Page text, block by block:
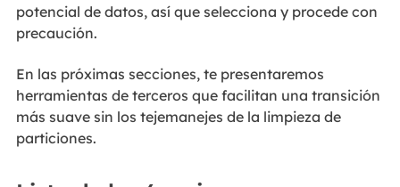
potencial de datos, así que selecciona y procede con
precaución.
En las próximas secciones, te presentaremos
herramientas de terceros que facilitan una transición
más suave sin los tejemanejes de la limpieza de
particiones.